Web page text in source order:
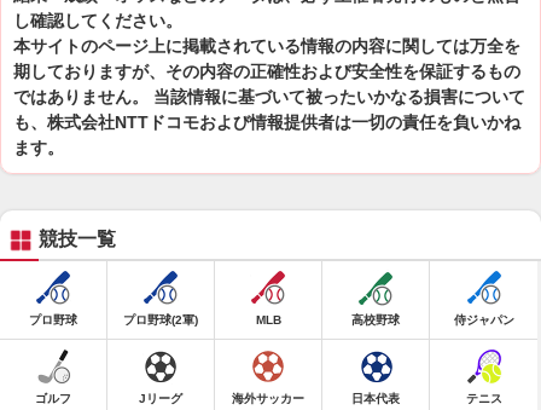
し確認してください。
本サイトのページ上に掲載されている情報の内容に関しては万全を
期しておりますが、その内容の正確性および安全性を保証するもの
ではありません。 当該情報に基づいて被ったいかなる損害について
も、株式会社NTTドコモおよび情報提供者は一切の責任を負いかね
ます。
競技一覧
プロ野球 プロ野球(2軍) MLB 高校野球 侍ジャパン
ゴルフ Jリーグ 海外サッカー 日本代表 テニス